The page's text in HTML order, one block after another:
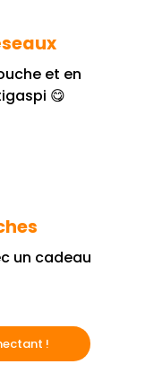
et en
😋
un cadeau
!